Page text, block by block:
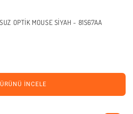
OPTIK MOUSE SIYAH - 81S67AA
ÜRÜNÜ İNCELE